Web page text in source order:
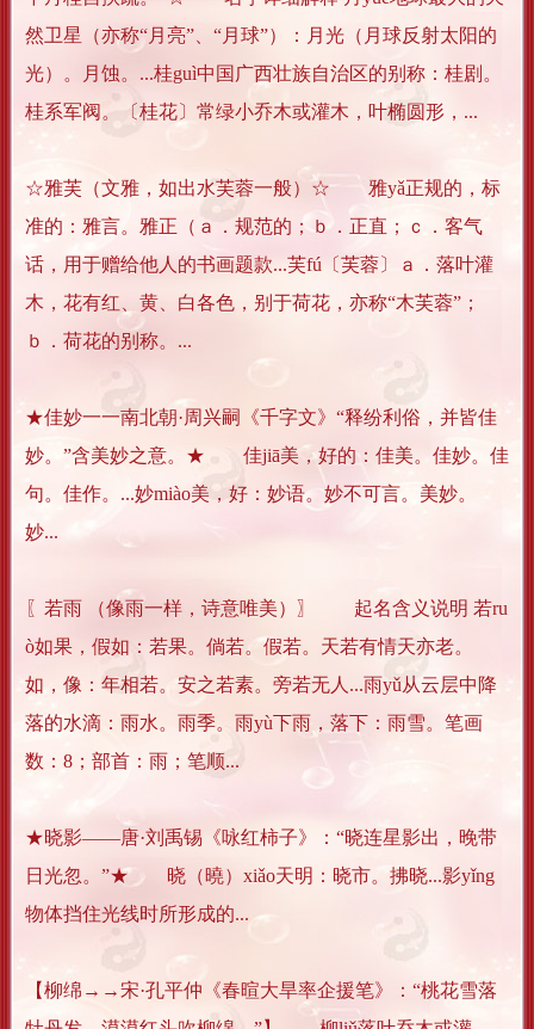
然卫星（亦称“月亮”、“月球”）：月光（月球反射太阳的
光）。月蚀。...桂guì中国广西壮族自治区的别称：桂剧。
桂系军阀。〔桂花〕常绿小乔木或灌木，叶椭圆形，...
☆雅芙（文雅，如出水芙蓉一般）☆ 雅yǎ正规的，标
准的：雅言。雅正（ａ．规范的；ｂ．正直；ｃ．客气
话，用于赠给他人的书画题款...芙fú〔芙蓉〕ａ．落叶灌
木，花有红、黄、白各色，别于荷花，亦称“木芙蓉”；
ｂ．荷花的别称。...
★佳妙一一南北朝·周兴嗣《千字文》“释纷利俗，并皆佳
妙。”含美妙之意。★ 佳jiā美，好的：佳美。佳妙。佳
句。佳作。...妙miào美，好：妙语。妙不可言。美妙。
妙...
〖若雨 （像雨一样，诗意唯美）〗 起名含义说明 若ru
ò如果，假如：若果。倘若。假若。天若有情天亦老。
如，像：年相若。安之若素。旁若无人...雨yǔ从云层中降
落的水滴：雨水。雨季。雨yù下雨，落下：雨雪。笔画
数：8；部首：雨；笔顺...
★晓影——唐·刘禹锡《咏红柿子》：“晓连星影出，晚带
日光忽。”★ 晓（曉）xiǎo天明：晓市。拂晓...影yǐng
物体挡住光线时所形成的...
【柳绵→→宋·孔平仲《春暄大旱率企援笔》：“桃花雪落